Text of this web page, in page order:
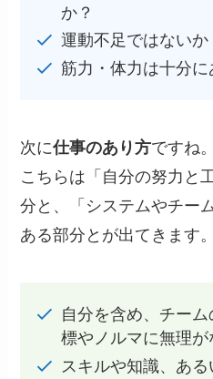
か？
運動不足ではないか
筋力・体力は十分に
次に仕事のあり方ですね。
こちらは「自分の努力と
分と、「システムやチー
ある部分とが出てきます。
自分を含め、チー
標やノルマに無理が
スキルや知識、あ